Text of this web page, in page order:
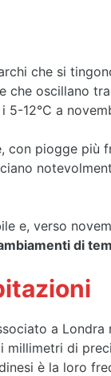
che si
oscillano tra
5-12°C a
con piogge più
e, verso
di
a
millimetri di
è la loro